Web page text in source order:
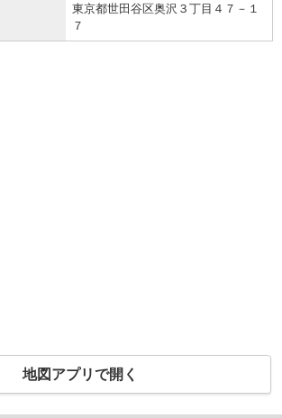
東京都世田谷区奥沢３丁目４７－１
７
地図アプリで開く